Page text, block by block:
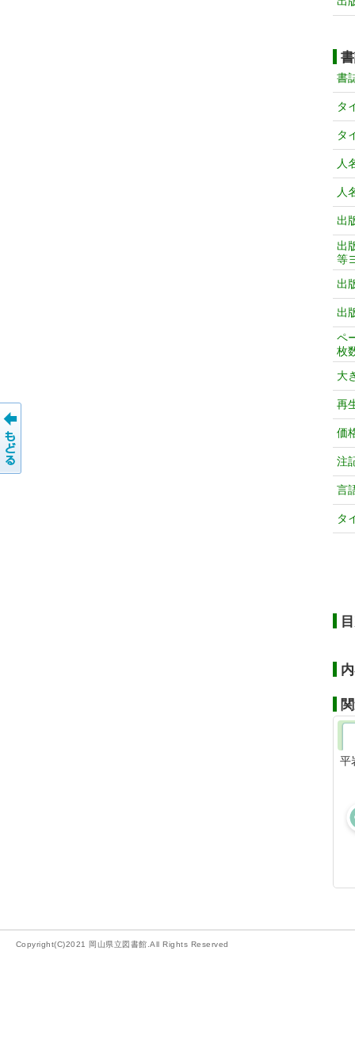
書
タ
タ
人
人
出
出
等
出
出
ペ
枚
大
再
価
注
言
タ
平
Copyright(C)2021 岡山県立図書館.All Rights Reserved